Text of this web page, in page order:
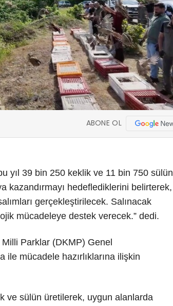
ABONE OL
yıl 39 bin 250 keklik ve 11 bin 750 sülün
kazandırmayı hedeflediklerini belirterek,
gerçekleştirilecek. Salınacak
mücadeleye destek verecek.” dedi.
Parklar (DKMP) Genel
mücadele hazırlıklarına ilişkin
ve sülün üretilerek, uygun alanlarda